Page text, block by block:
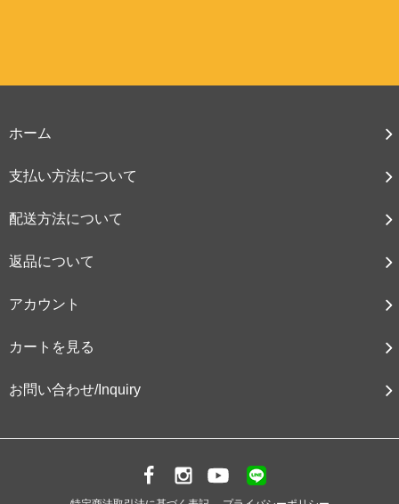
ホーム
支払い方法について
配送方法について
返品について
アカウント
カートを見る
お問い合わせ/Inquiry